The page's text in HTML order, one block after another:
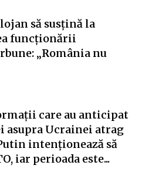
să susțină la
funcționării
„România nu
care au anticipat
asupra Ucrainei atrag
intenționează să
iar perioada este...